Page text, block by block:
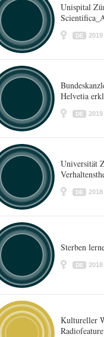
Unispital
DE 2019
Helvetia
DE 2019
Universität
DE 2018
Sterben
DE 2018
Kultureller
Radiofeature